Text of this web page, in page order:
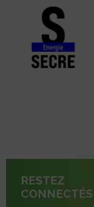
RESTEZ
CONNECTÉS